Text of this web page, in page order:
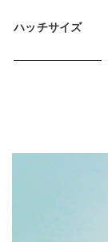
ハッチサイズ